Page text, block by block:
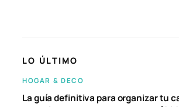
LO ÚLTIMO
HOGAR & DECO
La guía definitiva para organizar tu